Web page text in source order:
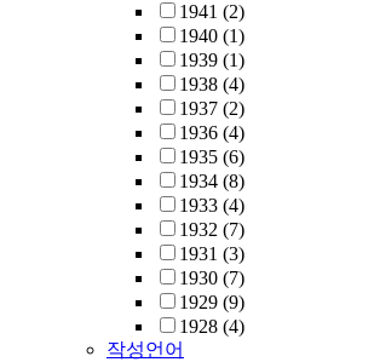
1941 (2)
1940 (1)
1939 (1)
1938 (4)
1937 (2)
1936 (4)
1935 (6)
1934 (8)
1933 (4)
1932 (7)
1931 (3)
1930 (7)
1929 (9)
1928 (4)
작성언어